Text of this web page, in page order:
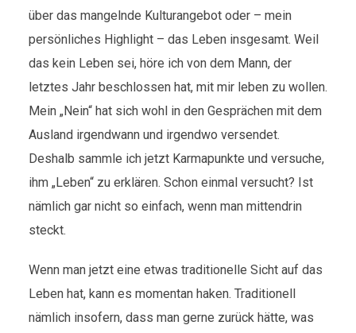
über das mangelnde Kulturangebot oder – mein
persönliches Highlight – das Leben insgesamt. Weil
das kein Leben sei, höre ich von dem Mann, der
letztes Jahr beschlossen hat, mit mir leben zu wollen.
Mein „Nein“ hat sich wohl in den Gesprächen mit dem
Ausland irgendwann und irgendwo versendet.
Deshalb sammle ich jetzt Karmapunkte und versuche,
ihm „Leben“ zu erklären. Schon einmal versucht? Ist
nämlich gar nicht so einfach, wenn man mittendrin
steckt.
Wenn man jetzt eine etwas traditionelle Sicht auf das
Leben hat, kann es momentan haken. Traditionell
nämlich insofern, dass man gerne zurück hätte, was